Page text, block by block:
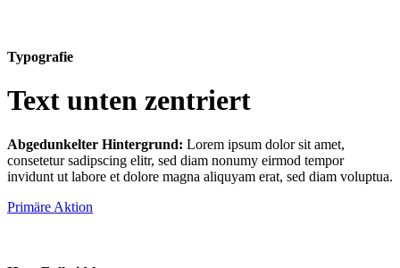
Typografie
Text unten zentriert
Abgedunkelter Hintergrund: Lorem ipsum dolor sit amet,
consetetur sadipscing elitr, sed diam nonumy eirmod tempor
invidunt ut labore et dolore magna aliquyam erat, sed diam voluptua.
Primäre Aktion